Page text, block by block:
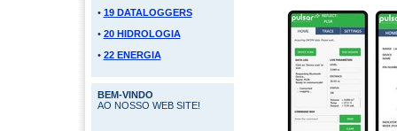
• 19 DATALOGGERS
• 20 HIDROLOGIA
• 22 ENERGIA
BEM-VINDO
AO NOSSO WEB SITE!